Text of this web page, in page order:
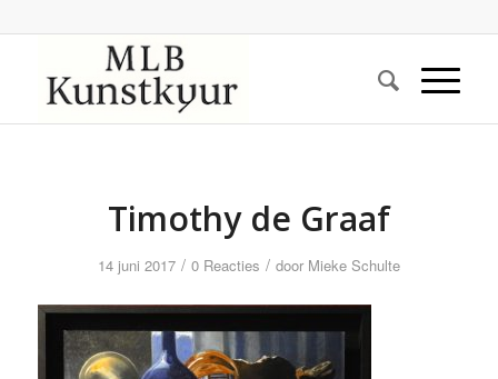
Timothy de Graaf
14 juni 2017 / 0 Reacties / door Mieke Schulte